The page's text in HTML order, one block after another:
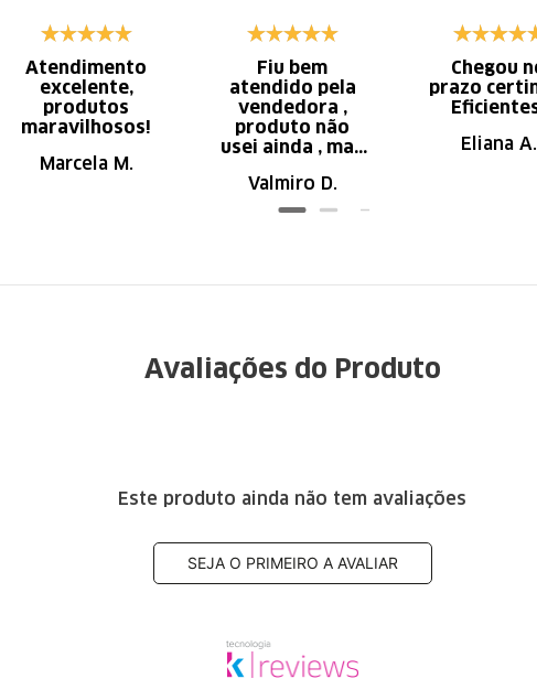
Atendimento
excelente,
produtos
maravilhosos!
Marcela M.
Fiu bem
atendido pela
vendedora ,
produto não
usei ainda , mas
ótima qualidade
Valmiro D.
Chegou
prazo
Eliana A.
Avaliações do Produto
Este produto ainda não tem avaliações
SEJA O PRIMEIRO A AVALIAR